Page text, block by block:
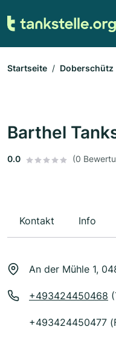
Startseite Doberschütz
Barthel
0.0 (0
Kontakt Info
An der Mühle 1,
+493424450468
+493424450477